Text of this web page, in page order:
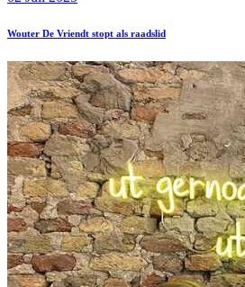
Wouter De Vriendt stopt als raadslid